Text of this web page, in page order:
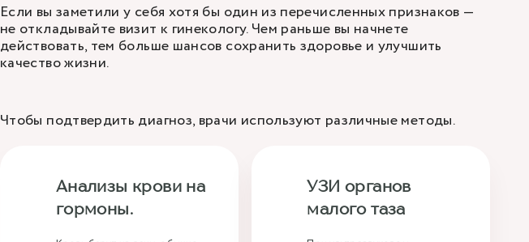
Если вы заметили у себя хотя бы один из перечисленных признаков —
не откладывайте визит к гинекологу. Чем раньше вы начнете
действовать, тем больше шансов сохранить здоровье и улучшить
качество жизни.
Чтобы подтвердить диагноз, врачи используют различные методы.
Анализы крови на
гормоны.
УЗИ органов
малого таза